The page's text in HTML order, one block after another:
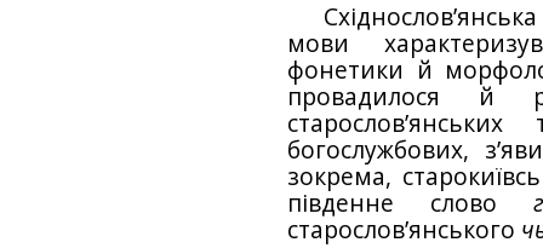
мови
фонетики й
провадилося й
богослужбових,
зокрема,
південне слово
старослов’янського